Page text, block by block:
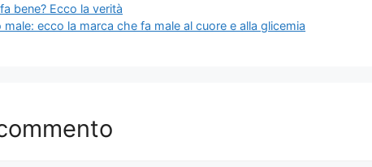
bene? Ecco la verità
ecco la marca che fa male al cuore e alla glicemia